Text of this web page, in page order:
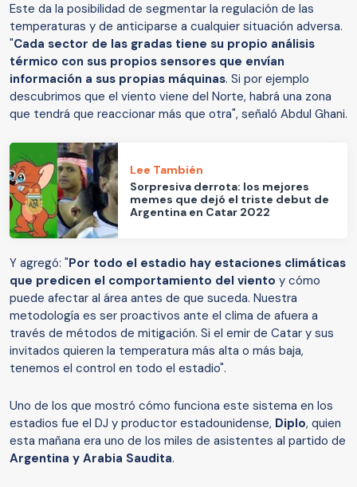
Este da la posibilidad de segmentar la regulación de las
temperaturas y de anticiparse a cualquier situación adversa.
"Cada sector de las gradas tiene su propio análisis
térmico con sus propios sensores que envían
información a sus propias máquinas. Si por ejemplo
descubrimos que el viento viene del Norte, habrá una zona
que tendrá que reaccionar más que otra", señaló Abdul Ghani.
Lee También
Sorpresiva derrota: los mejores
memes que dejó el triste debut de
Argentina en Catar 2022
Y agregó: "Por todo el estadio hay estaciones climáticas
que predicen el comportamiento del viento y cómo
puede afectar al área antes de que suceda. Nuestra
metodología es ser proactivos ante el clima de afuera a
través de métodos de mitigación. Si el emir de Catar y sus
invitados quieren la temperatura más alta o más baja,
tenemos el control en todo el estadio".
Uno de los que mostró cómo funciona este sistema en los
estadios fue el DJ y productor estadounidense, Diplo, quien
esta mañana era uno de los miles de asistentes al partido de
Argentina y Arabia Saudita.